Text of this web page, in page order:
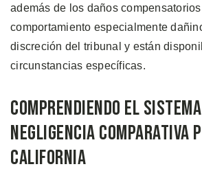
además de los daños
comportamiento especialmente
discreción del tribunal y están
circunstancias específicas.
Comprendiendo el
Negligencia Comparativa
California